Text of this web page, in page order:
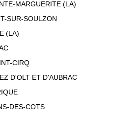
MARGUERITE (LA)
SUR-SOULZON
(LA)
CIRQ
D'OLT ET D'AUBRAC
DES-COTS